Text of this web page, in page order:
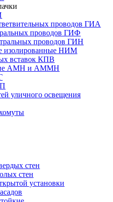
проводов ГИА
проводов ГИФ
проводов ГИН
изолированные НИМ
вставок КПВ
АМН и АММН
уличного освещения
стен
стен
установки